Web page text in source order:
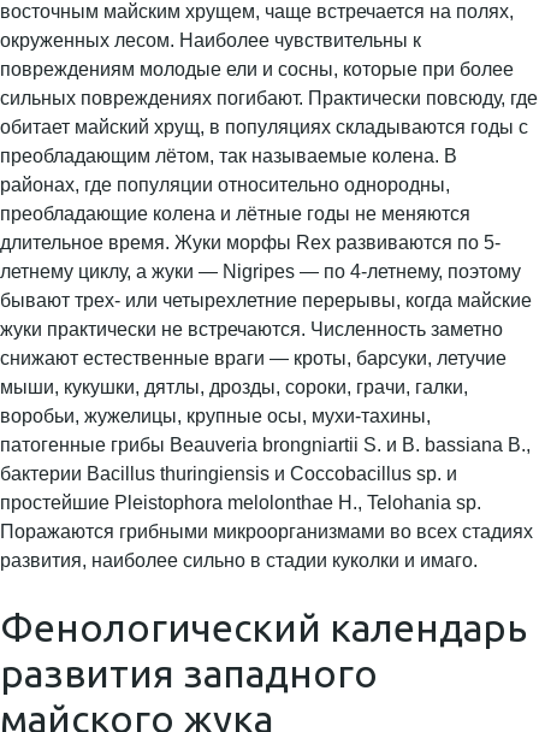
восточным майским хрущем, чаще встречается на полях,
окруженных лесом. Наиболее чувствительны к
повреждениям молодые ели и сосны, которые при более
сильных повреждениях погибают. Практически повсюду, где
обитает майский хрущ, в популяциях складываются годы с
преобладающим лётом, так называемые колена. В
районах, где популяции относительно однородны,
преобладающие колена и лётные годы не меняются
длительное время. Жуки морфы Rex развиваются по 5-
летнему циклу, а жуки — Nigripes — по 4-летнему, поэтому
бывают трех- или четырехлетние перерывы, когда майские
жуки практически не встречаются. Численность заметно
снижают естественные враги — кроты, барсуки, летучие
мыши, кукушки, дятлы, дрозды, сороки, грачи, галки,
воробьи, жужелицы, крупные осы, мухи-тахины,
патогенные грибы Beauveria brongniartii S. и B. bassiana B.,
бактерии Bacillus thuringiensis и Coccobacillus sp. и
простейшие Pleistophora melolonthae H., Telohania sp.
Поражаются грибными микроорганизмами во всех стадиях
развития, наиболее сильно в стадии куколки и имаго.
Фенологический календарь
развития западного
майского жука